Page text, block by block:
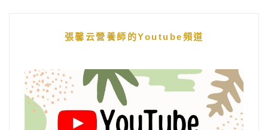
張馨云營養師的Youtube頻道